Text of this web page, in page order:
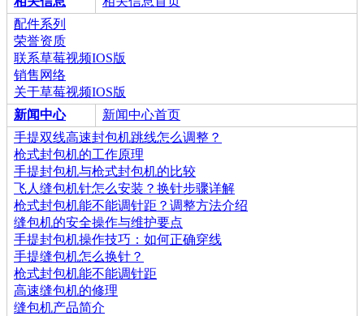
配件系列
荣誉资质
联系草莓视频IOS版
销售网络
关于草莓视频IOS版
新闻中心
新闻中心首页
手提双线高速封包机跳线怎么调整？
枪式封包机的工作原理
手提封包机与枪式封包机的比较
飞人缝包机针怎么安装？换针步骤详解
枪式封包机能不能调针距？调整方法介绍
缝包机的安全操作与维护要点
手提封包机操作技巧：如何正确穿线
手提缝包机怎么换针？
枪式封包机能不能调针距
高速缝包机的修理
缝包机产品简介